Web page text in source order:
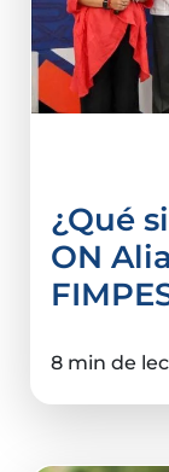
¿Qué
ON
8 min de